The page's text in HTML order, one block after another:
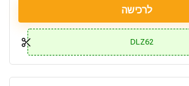
לרכישה
DLZ62